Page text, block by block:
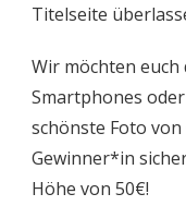
Titelseite
Wir möchten
Smartphones
schönste Foto
Gewinner*in
Höhe von 50€!